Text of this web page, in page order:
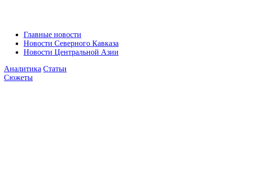
Главные новости
Новости Северного Кавказа
Новости Центральной Азии
Аналитика Статьи
Сюжеты